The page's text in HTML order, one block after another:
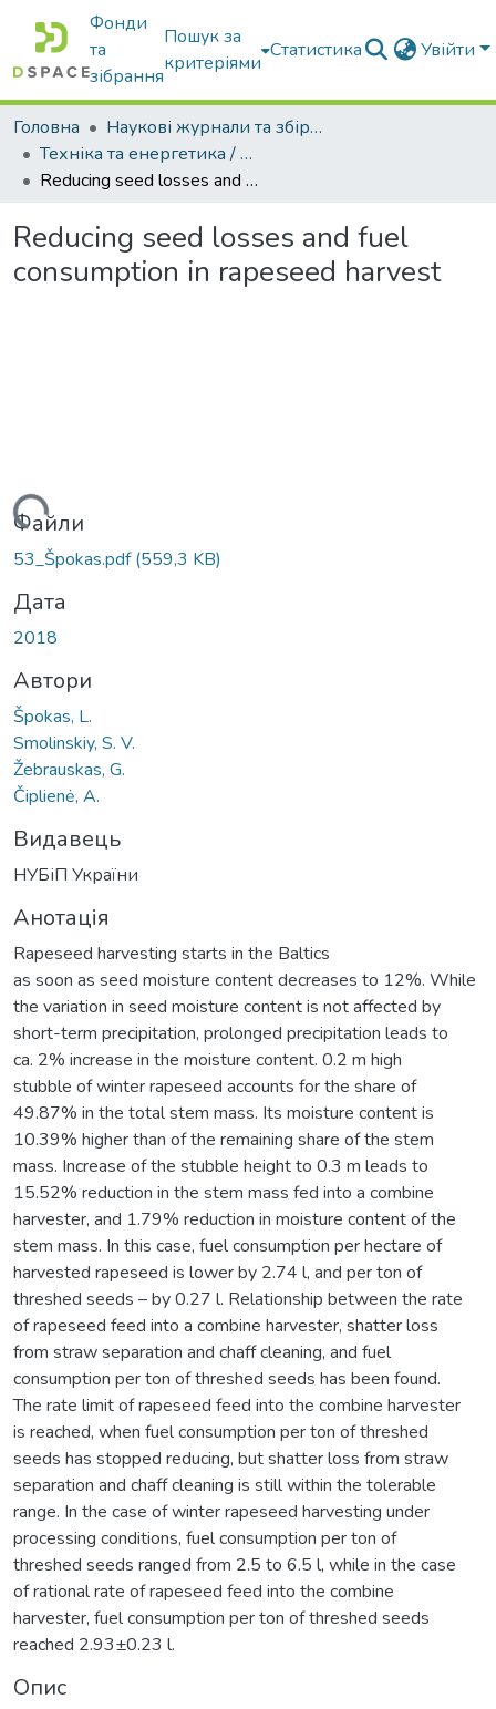
Фонди
та
зібрання
Пошук за
критеріями
Статистика Увійти
Головна
Наукові журнали та збірники видань
Техніка та енергетика / Machinery & Energetics
Reducing seed losses and fuel consumption in rapeseed harvest
Reducing seed losses and fuel
consumption in rapeseed harvest
Файли
53_Špokas.pdf(559,3 KB)
Дата
2018
Автори
Špokas, L.
Smolinskiy, S. V.
Žebrauskas, G.
Čiplienė, A.
Видавець
НУБіП України
Анотація
Rapeseed harvesting starts in the Baltics
as soon as seed moisture content decreases to 12%. While
the variation in seed moisture content is not affected by
short-term precipitation, prolonged precipitation leads to
ca. 2% increase in the moisture content. 0.2 m high
stubble of winter rapeseed accounts for the share of
49.87% in the total stem mass. Its moisture content is
10.39% higher than of the remaining share of the stem
mass. Increase of the stubble height to 0.3 m leads to
15.52% reduction in the stem mass fed into a combine
harvester, and 1.79% reduction in moisture content of the
stem mass. In this case, fuel consumption per hectare of
harvested rapeseed is lower by 2.74 l, and per ton of
threshed seeds – by 0.27 l. Relationship between the rate
of rapeseed feed into a combine harvester, shatter loss
from straw separation and chaff cleaning, and fuel
consumption per ton of threshed seeds has been found.
The rate limit of rapeseed feed into the combine harvester
is reached, when fuel consumption per ton of threshed
seeds has stopped reducing, but shatter loss from straw
separation and chaff cleaning is still within the tolerable
range. In the case of winter rapeseed harvesting under
processing conditions, fuel consumption per ton of
threshed seeds ranged from 2.5 to 6.5 l, while in the case
of rational rate of rapeseed feed into the combine
harvester, fuel consumption per ton of threshed seeds
reached 2.93±0.23 l.
Опис